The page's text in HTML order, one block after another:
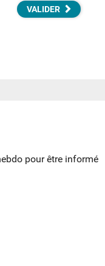
VALIDER
pour être informé